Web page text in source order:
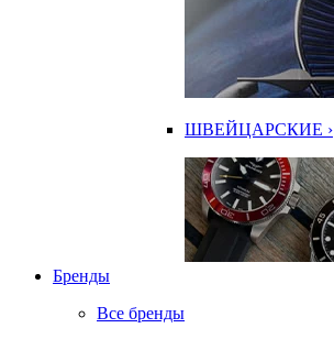
ШВЕЙЦАРСКИЕ ›
Бренды
Все бренды